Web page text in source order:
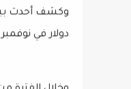
دولار في نوفمبر 2023.